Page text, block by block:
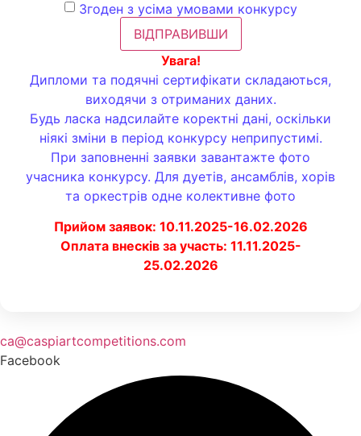
Згоден з усіма умовами конкурсу
ВІДПРАВИВШИ
Увага!
Дипломи та подячні сертифікати складаються,
виходячи з отриманих даних.
Будь ласка надсилайте коректні дані, оскільки
ніякі зміни в період конкурсу неприпустимі.
При заповненні заявки завантажте фото
учасника конкурсу. Для дуетів, ансамблів, хорів
та оркестрів одне колективне фото
Прийом заявок: 10.11.2025-16.02.2026
Оплата внесків за участь: 11.11.2025-
25.02.2026
ca@caspiartcompetitions.com
Facebook